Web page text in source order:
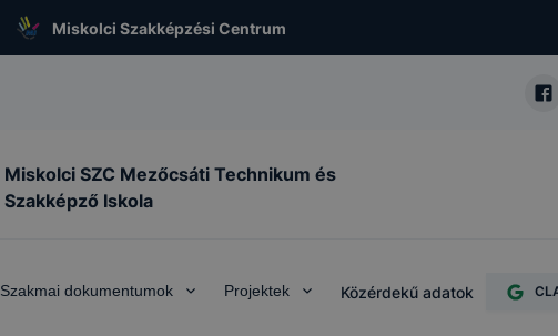
Miskolci Szakképzési Centrum
Miskolci SZC Mezőcsáti Technikum és
Szakképző Iskola
Szakmai dokumentumok Projektek Közérdekű adatok